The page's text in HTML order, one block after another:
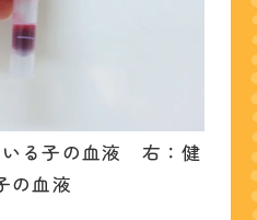
いる子の血液 右：健
の血液